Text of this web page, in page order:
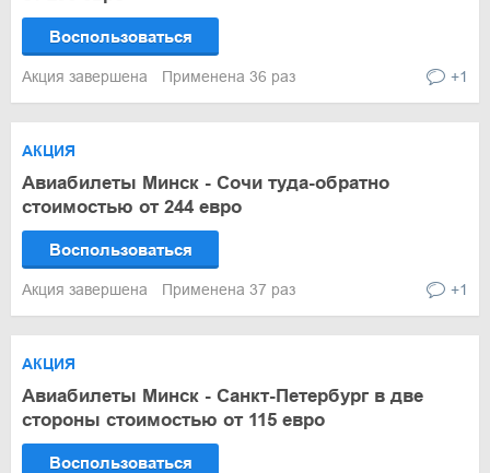
Воспользоваться
Акция завершена Применена 36 раз +1
АКЦИЯ
Авиабилеты Минск - Сочи туда-обратно
стоимостью от 244 евро
Воспользоваться
Акция завершена Применена 37 раз +1
АКЦИЯ
Авиабилеты Минск - Санкт-Петербург в две
стороны стоимостью от 115 евро
Воспользоваться